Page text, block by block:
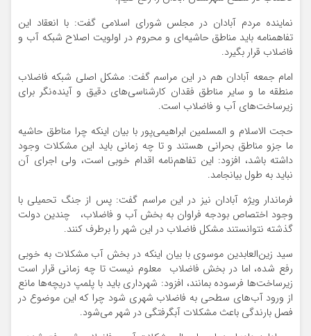
نماینده مردم آبادان در مجلس شورای اسلامی گفت: با انعقاد این
تفاهمنامه باید مناطق حاشیه‌ای و محروم در اولویت اصلاح شبکه آب و
فاضلاب قرار بگیرد.
امام جمعه آبادان هم در این مراسم گفت: مشکل اصلی شبکه فاضلاب
منطقه ما و سایر مناطق فقدان کارشناسی‌های دقیق و آینده‌نگر برای
زیرساخت‌های آب و فاضلاب است.
حجت الاسلام و المسلمین ابراهیمی‌پور با بیان اینکه چرا مناطق حاشیه
ما جزو مناطق بحرانی هستند و تا چه زمانی باید این مشکلات وجود
داشته باشد، افزود: این تفاهم‌نامه اقدام خوبی است، ولی اجرای آن
نباید به طول بیانجامد.
فرماندار ویژه آبادان نیز در این مراسم گفت: پس از جنگ تحمیلی با
وجود اختصاص بودجه فراوان به بخش آب و فاضلاب، چندین دولت
گذشته نتوانستند مشکل فاضلاب در این شهر را برطرف کنند.
سید زین‌العابدین موسوی با بیان اینکه در بخش آب مشکلات به خوبی
رفع شده، اما در بخش فاضلاب معلوم نیست تا چه زمانی قرار است
زیرساخت‌ها فرسوده بمانند، افزود: شهرداری باید با پلمپ دریچه‌ها مانع
از ورود آب‌های سطحی به فاضلاب شهری شود چرا که این موضوع در
فصل بارندگی باعث مشکلات آبگرفتگی در شهر می‌شود.